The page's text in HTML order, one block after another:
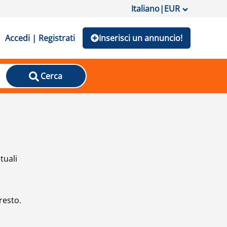
Italiano|EUR
Accedi | Registrati Inserisci un annuncio!
Cerca